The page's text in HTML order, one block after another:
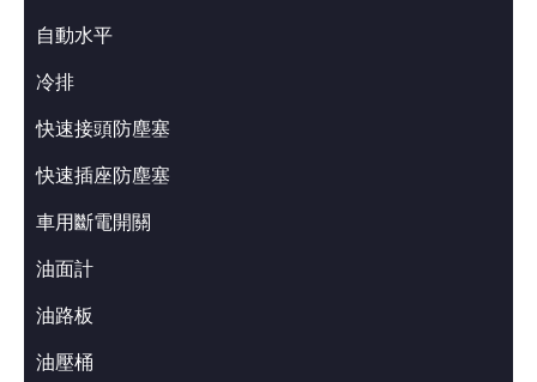
自動水平
冷排
快速接頭防塵塞
快速插座防塵塞
車用斷電開關
油面計
油路板
油壓桶